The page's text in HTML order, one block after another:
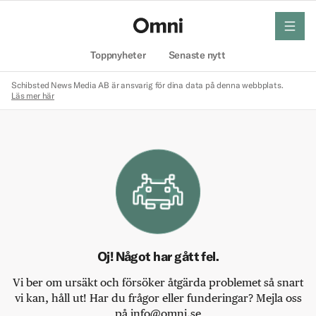
Toppnyheter Senaste nytt
meny
Schibsted News Media AB är ansvarig för dina data på denna webbplats.
Läs mer här
Oj! Något har gått fel.
Vi ber om ursäkt och försöker åtgärda problemet så snart
vi kan, håll ut! Har du frågor eller funderingar? Mejla oss